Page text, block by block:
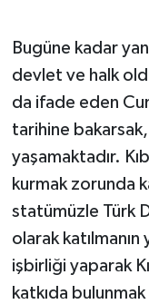
Bugüne kadar
devlet ve halk
da ifade eden
tarihine
yaşamaktadır.
kurmak zorunda
statümüzle Türk
olarak katılmanın
işbirliği yaparak
katkıda